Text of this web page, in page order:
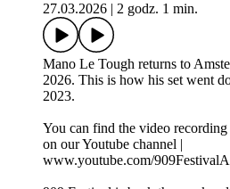
27.03.2026
2 godz. 1 min.
Mano Le Tough returns to
2026. This is how his set went
2023.
You can find the video
on our Youtube channel |
www.youtube.com/